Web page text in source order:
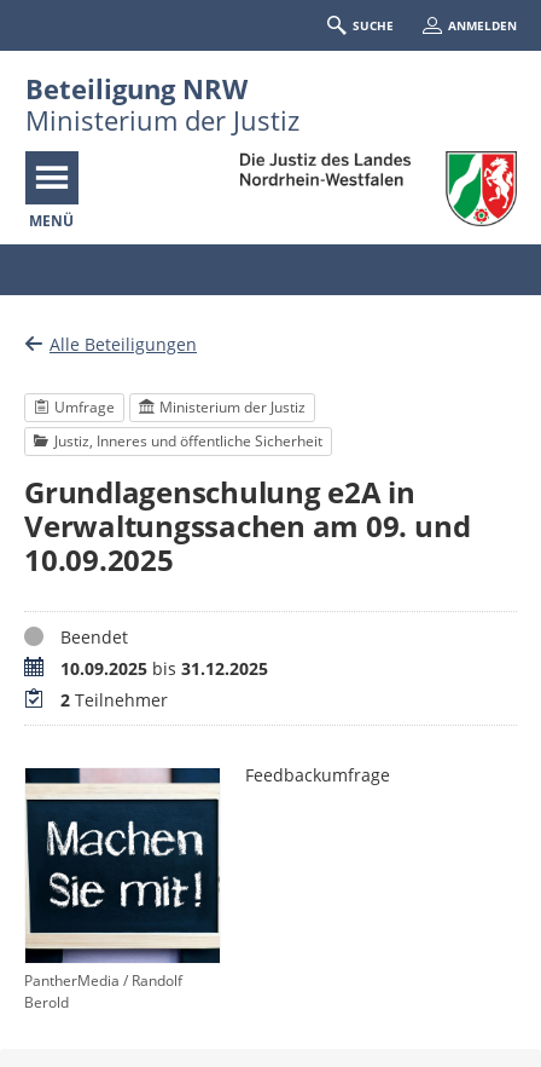
SUCHE ANMELDEN
Beteiligung NRW
Ministerium der Justiz
MENÜ
Alle Beteiligungen
Umfrage
Ministerium der Justiz
Justiz, Inneres und öffentliche Sicherheit
Grundlagenschulung e2A in
Verwaltungssachen am 09. und
10.09.2025
StatusBeendet
Zeitraum10.09.2025 bis 31.12.2025
Teilnehmer
2 Teilnehmer
PantherMedia / Randolf
Berold
Feedbackumfrage